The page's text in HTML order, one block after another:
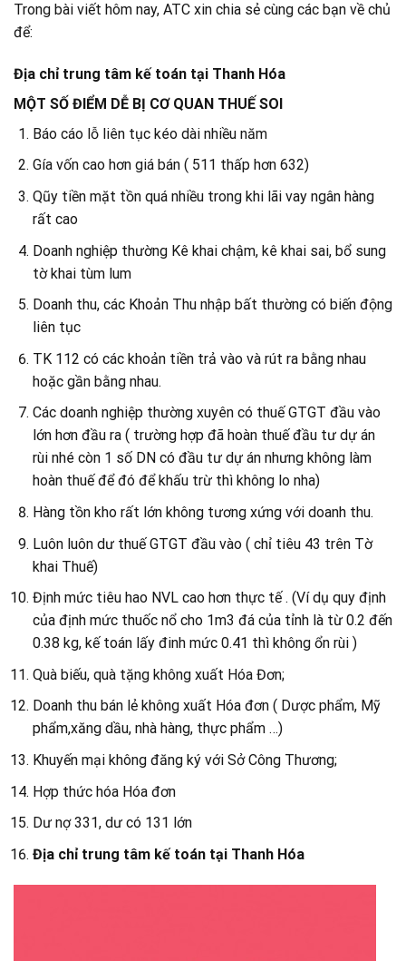
Trong bài viết hôm nay, ATC xin chia sẻ cùng các bạn về chủ
để:
Địa chỉ trung tâm kế toán tại Thanh Hóa
MỘT SỐ ĐIỂM DỄ BỊ CƠ QUAN THUẾ SOI
Báo cáo lỗ liên tục kéo dài nhiều năm
Gía vốn cao hơn giá bán ( 511 thấp hơn 632)
Qũy tiền mặt tồn quá nhiều trong khi lãi vay ngân hàng
rất cao
Doanh nghiệp thường Kê khai chậm, kê khai sai, bổ sung
tờ khai tùm lum
Doanh thu, các Khoản Thu nhập bất thường có biến động
liên tục
TK 112 có các khoản tiền trả vào và rút ra bằng nhau
hoặc gần bằng nhau.
Các doanh nghiệp thường xuyên có thuế GTGT đầu vào
lớn hơn đầu ra ( trường hợp đã hoàn thuế đầu tư dự án
rùi nhé còn 1 số DN có đầu tư dự án nhưng không làm
hoàn thuế để đó để khấu trừ thì không lo nha)
Hàng tồn kho rất lớn không tương xứng với doanh thu.
Luôn luôn dư thuế GTGT đầu vào ( chỉ tiêu 43 trên Tờ
khai Thuế)
Định mức tiêu hao NVL cao hơn thực tế . (Ví dụ quy định
của định mức thuốc nổ cho 1m3 đá của tỉnh là từ 0.2 đến
0.38 kg, kế toán lấy đinh mức 0.41 thì không ổn rùi )
Quà biếu, quà tặng không xuất Hóa Đơn;
Doanh thu bán lẻ không xuất Hóa đơn ( Dược phẩm, Mỹ
phẩm,xăng dầu, nhà hàng, thực phẩm …)
Khuyến mại không đăng ký với Sở Công Thương;
Hợp thức hóa Hóa đơn
Dư nợ 331, dư có 131 lớn
Địa chỉ trung tâm kế toán tại Thanh Hóa